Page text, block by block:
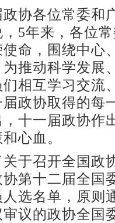
各位常委和
5年来，各位
命，围绕中心
推动科学发展
相互学习交流
政协取得的每
十一届政协作
心血。
召开全国政
第十二届全国
选名单，原则
议的政协全国